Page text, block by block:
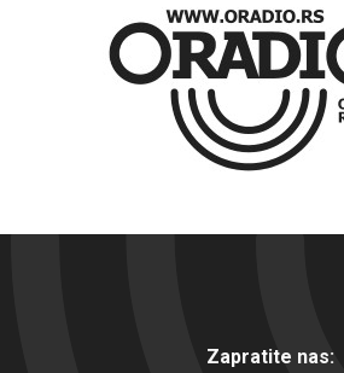
Zapratite nas: